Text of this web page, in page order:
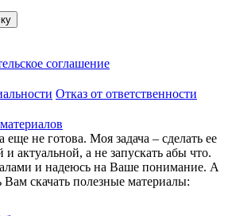
соглашение
Отказ от ответственности
не готова. Моя задача – сделать ее
актуальной, а не запускать абы что.
и надеюсь на Ваше понимание. А
скачать полезные материалы: